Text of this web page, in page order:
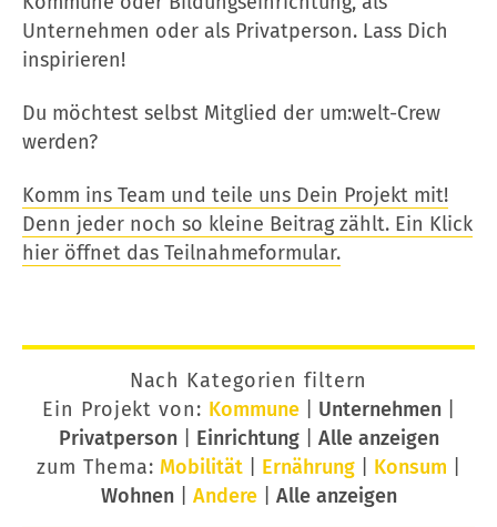
Unternehmen oder als Privatperson. Lass Dich
inspirieren!
Du möchtest selbst Mitglied der um:welt-Crew
werden?
Komm ins Team und teile uns Dein Projekt mit!
Denn jeder noch so kleine Beitrag zählt. Ein Klick
hier öffnet das Teilnahmeformular.
Nach Kategorien filtern
Ein Projekt von: Kommune| Unternehmen|
Privatperson| Einrichtung| Alle anzeigen
zum Thema: Mobilität Ernährung Konsum
Wohnen| Andere| Alle anzeigen